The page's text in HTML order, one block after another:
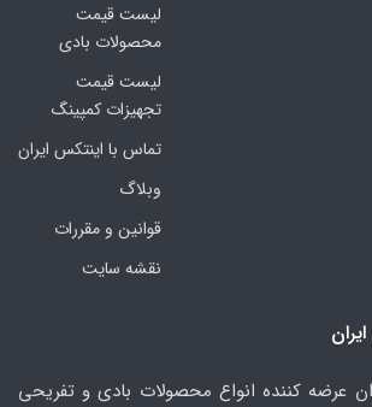
لیست قیمت
محصولات بادی
لیست قیمت
تجهیزات کمپینگ
تماس با اینتکس ایران
وبلاگ
قوانین و مقررات
نقشه سایت
عرضه کننده انواع محصولات بادی و تفریحی